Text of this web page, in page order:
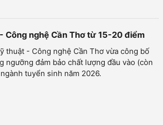
nghệ Cần Thơ từ 15-20 điểm
thuật - Công nghệ Cần Thơ vừa công bố
ngưỡng đảm bảo chất lượng đầu vào (còn
tuyển sinh năm 2026.